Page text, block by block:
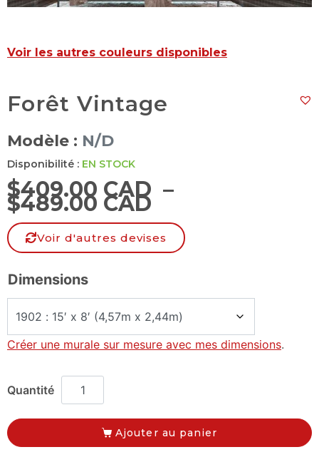
Voir les autres couleurs disponibles
Forêt Vintage
Modèle : N/D
Disponibilité : EN STOCK
$409.00 CAD –
$489.00 CAD
Voir d'autres devises
Dimensions
Créer une murale sur mesure avec mes dimensions.
Ajouter au panier